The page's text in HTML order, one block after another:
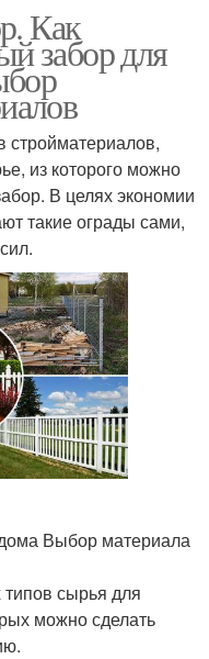
Как
забор для
из которого можно
В целях экономии
такие ограды сами,
Выбор материала
сырья для
можно сделать